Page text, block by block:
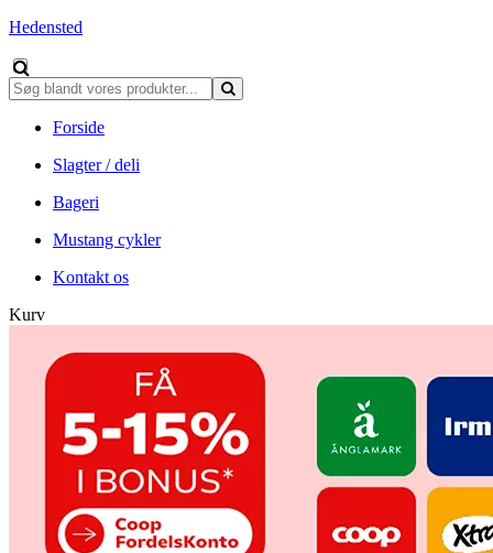
Hedensted
Forside
Slagter / deli
Bageri
Mustang cykler
Kontakt os
Kurv